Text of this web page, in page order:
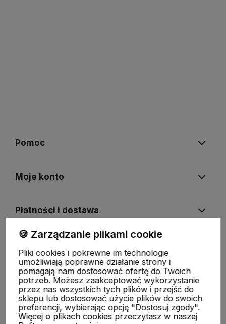
Pomoc
Moje konto
Płatności i dostawa
O nas
🍪 Zarządzanie plikami cookie
Pliki cookies i pokrewne im technologie
umożliwiają poprawne działanie strony i
pomagają nam dostosować ofertę do Twoich
potrzeb. Możesz zaakceptować wykorzystanie
przez nas wszystkich tych plików i przejść do
sklepu lub dostosować użycie plików do swoich
preferencji, wybierając opcję "Dostosuj zgody".
Więcej o plikach cookies przeczytasz w naszej